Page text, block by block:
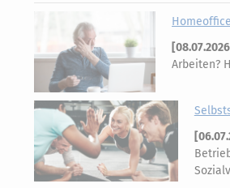
[
Arbeiten?
[